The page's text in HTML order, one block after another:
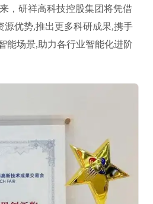
，研祥高科技控股集团将凭借
源优势,推出更多科研成果,携手
能场景,助力各行业智能化进阶